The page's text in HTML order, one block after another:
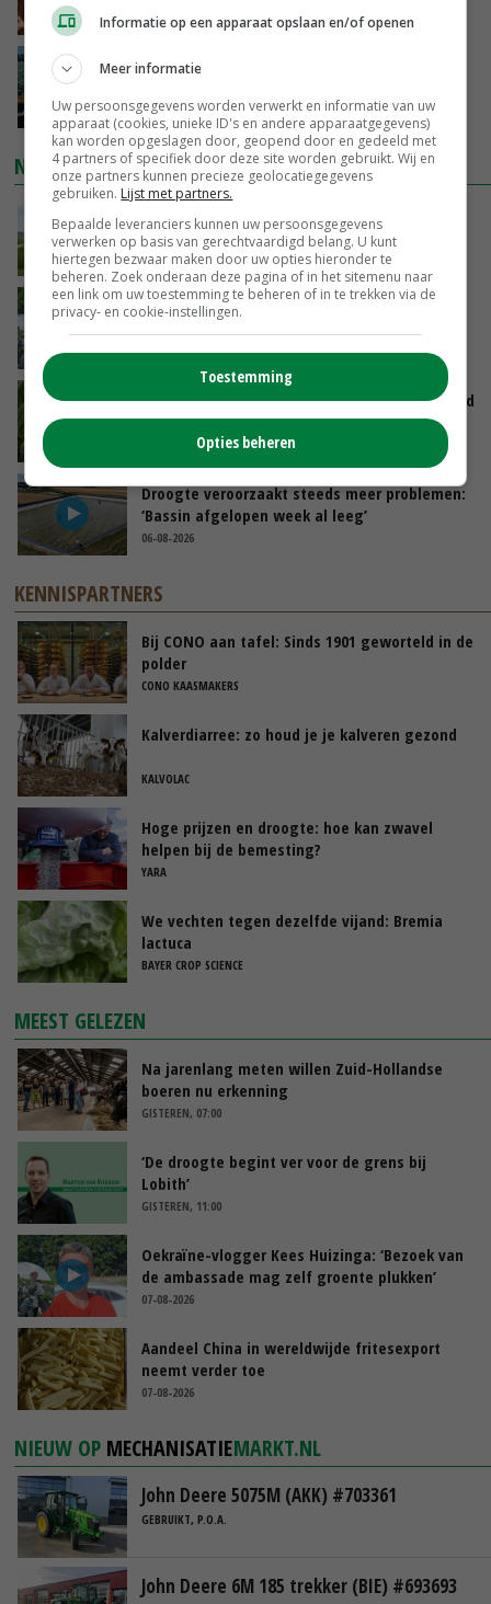
GISTEREN, 15:20
‘Cijfer jezelf niet weg en doe vooral ook waar
GISTEREN, 13:31
NIEUWSTE VIDEO'S
POAH!: John Deere 7730
GISTEREN, 10:00
Oekraïne-vlogger Kees Huizinga: ‘Bezoek van
07-08-2026
Limburgse mais van Frijns doet het verrassend
goed
Droogte veroorzaakt steeds meer problemen:
‘Bassin afgelopen week al leeg’
06-08-2026
KENNISPARTNERS
Bij CONO aan tafel: Sinds 1901 geworteld in de
polder
CONO KAASMAKERS
Kalverdiarree: zo houd je je kalveren gezond
KALVOLAC
Hoge prijzen en droogte: hoe kan zwavel
helpen bij de bemesting?
YARA
We vechten tegen dezelfde vijand: Bremia
lactuca
BAYER CROP SCIENCE
MEEST GELEZEN
Na jarenlang meten willen Zuid-Hollandse
boeren nu erkenning
GISTEREN, 07:00
‘De droogte begint ver voor de grens bij
Lobith’
GISTEREN, 11:00
Oekraïne-vlogger Kees Huizinga: ‘Bezoek van
de ambassade mag zelf groente plukken’
07-08-2026
Aandeel China in wereldwijde fritesexport
neemt verder toe
07-08-2026
NIEUW OP MECHANISATIEMARKT.NL
John Deere 5075M (AKK) #703361
GEBRUIKT, P.O.A.
John Deere 6M 185 trekker (BIE) #693693
Informatie op een apparaat opslaan en/of openen
Meer informatie
Uw persoonsgegevens worden verwerkt en informatie van uw
apparaat (cookies, unieke ID's en andere apparaatgegevens)
kan worden opgeslagen door, geopend door en gedeeld met
4 partners of specifiek door deze site worden gebruikt. Wij en
onze partners kunnen precieze geolocatiegegevens
gebruiken. Lijst met partners.
Bepaalde leveranciers kunnen uw persoonsgegevens
verwerken op basis van gerechtvaardigd belang. U kunt
hiertegen bezwaar maken door uw opties hieronder te
beheren. Zoek onderaan deze pagina of in het sitemenu naar
een link om uw toestemming te beheren of in te trekken via de
privacy- en cookie-instellingen.
Toestemming
Opties beheren